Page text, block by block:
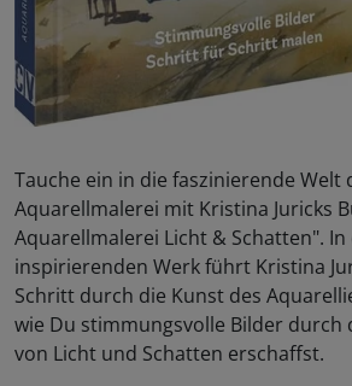
Tauche ein in die faszinierende Welt
Aquarellmalerei mit Kristina Juricks
Aquarellmalerei Licht & Schatten". In
inspirierenden Werk führt Kristina
Schritt durch die Kunst des
wie Du stimmungsvolle Bilder durch
von Licht und Schatten erschaffst.